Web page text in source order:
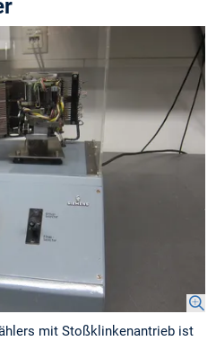
mit Stoßklinkenantrieb ist